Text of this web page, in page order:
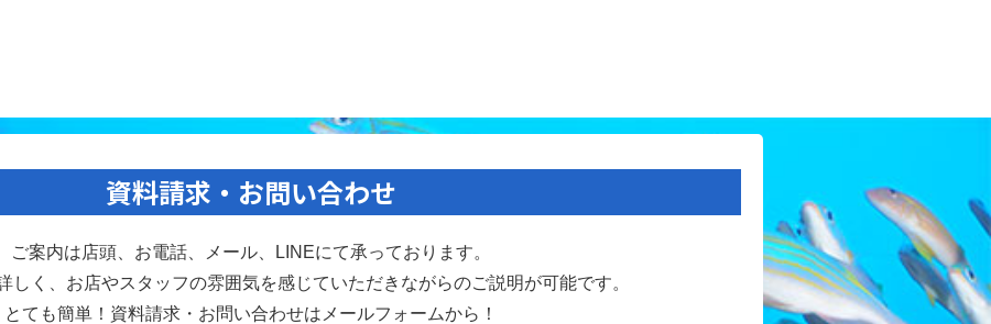
資料請求・お問い合わせ
ご案内は店頭、お電話、メール、
LINEにて承っております。
しく、お店やスタッフの雰囲気を感じていただきながらのご説明が可能です。
とても簡単！資料請求・お問い合わせは メールフォームから！